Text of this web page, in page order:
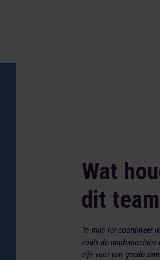
Wat
dit
‘In mijn rol coördineer
zoals de implementatie
zijn voor een goede